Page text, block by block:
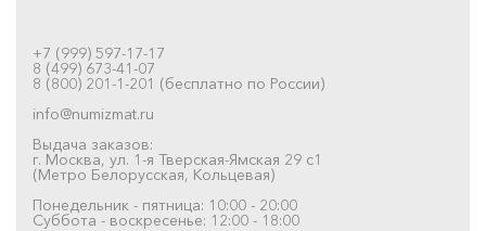
+7 (999) 597-17-17
8 (499) 673-41-07
8 (800) 201-1-201 (бесплатно по России)
info@numizmat.ru
Выдача заказов:
г. Москва, ул. 1-я Тверская-Ямская 29 с1
(Метро Белорусская, Кольцевая)
Понедельник - пятница: 10:00 - 20:00
Суббота - воскресенье: 12:00 - 18:00